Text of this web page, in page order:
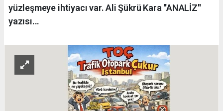
yüzleşmeye ihtiyacı var. Ali Şükrü Kara ''ANALİZ''
yazısı...